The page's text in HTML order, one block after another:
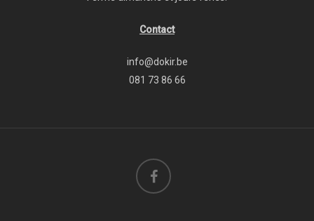
Contact
info@dokir.be
081 73 86 66